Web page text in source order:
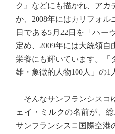
ク』などにも描かれ、アカ
か、2008年にはカリフォル
日である5月22日を「ハー
定め、2009年には大統領自
栄養にも輝いています。「
雄・象徴的人物100人」の1
そんなサンフランシスコ
ェイ・ミルクの名前が、
サンフランシスコ国際空港